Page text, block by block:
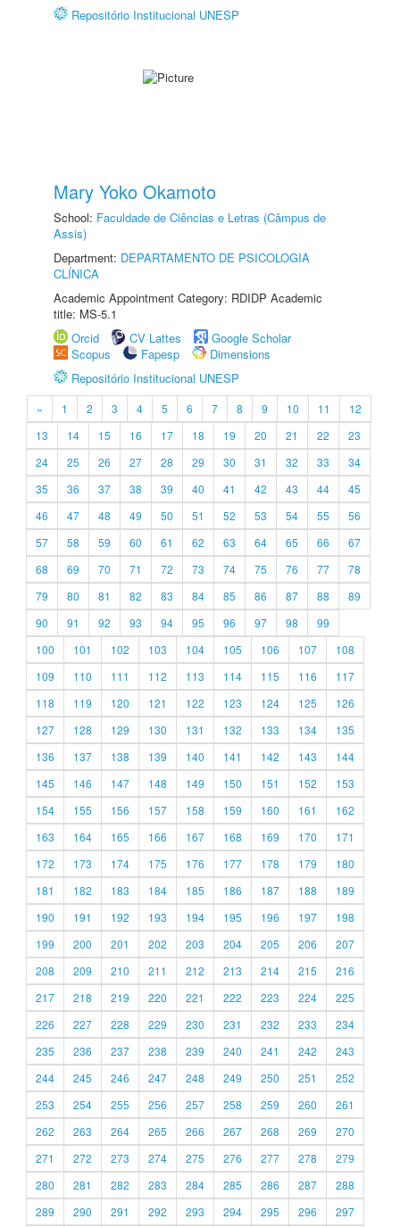
Repositório Institucional UNESP
Mary Yoko Okamoto
School: Faculdade de Ciências e Letras (Câmpus de
Assis)
Department: DEPARTAMENTO DE PSICOLOGIA
CLÍNICA
Academic Appointment Category: RDIDP Academic
title: MS-5.1
Orcid
CV Lattes
Google Scholar
Scopus
Fapesp
Dimensions
Repositório Institucional UNESP
« 1 2 3 4 5 6 7 8 9 10 11
12
13
14 15 16 17 18 19 20 21 22
23
24
25 26 27 28 29 30 31 32 33
34
35
36 37 38 39 40 41 42 43 44
45
46
47 48 49 50 51 52 53 54 55
56
57
58 59 60 61 62 63 64 65 66
67
68
69 70 71 72 73 74 75 76 77
78
79
80 81 82 83 84 85 86 87 88
89
90
91 92 93 94 95 96 97 98
99
100
101 102 103 104 105 106 107
108
109
110 111 112 113 114 115 116
117
118
119 120 121 122 123 124 125
126
127
128 129 130 131 132 133 134
135
136
137 138 139 140 141 142 143
144
145
146 147 148 149 150 151 152
153
154
155 156 157 158 159 160 161
162
163
164 165 166 167 168 169 170
171
172
173 174 175 176 177 178 179
180
181
182 183 184 185 186 187 188
189
190
191 192 193 194 195 196 197
198
199
200 201 202 203 204 205 206
207
208
209 210 211 212 213 214 215
216
217
218 219 220 221 222 223 224
225
226
227 228 229 230 231 232 233
234
235
236 237 238 239 240 241 242
243
244
245 246 247 248 249 250 251
252
253
254 255 256 257 258 259 260
261
262
263 264 265 266 267 268 269
270
271
272 273 274 275 276 277 278
279
280
281 282 283 284 285 286 287
288
289
290 291 292 293 294 295 296 297